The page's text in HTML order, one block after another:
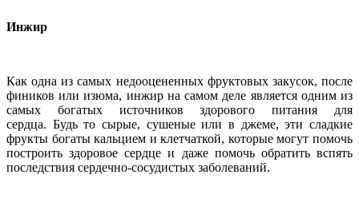
Инжир
Как одна из самых недооцененных фруктовых закусок, после
фиников или изюма, инжир на самом деле является одним из
самых богатых источников здорового питания для
сердца. Будь то сырые, сушеные или в джеме, эти сладкие
фрукты богаты кальцием и клетчаткой, которые могут помочь
построить здоровое сердце и даже помочь обратить вспять
последствия сердечно-сосудистых заболеваний.